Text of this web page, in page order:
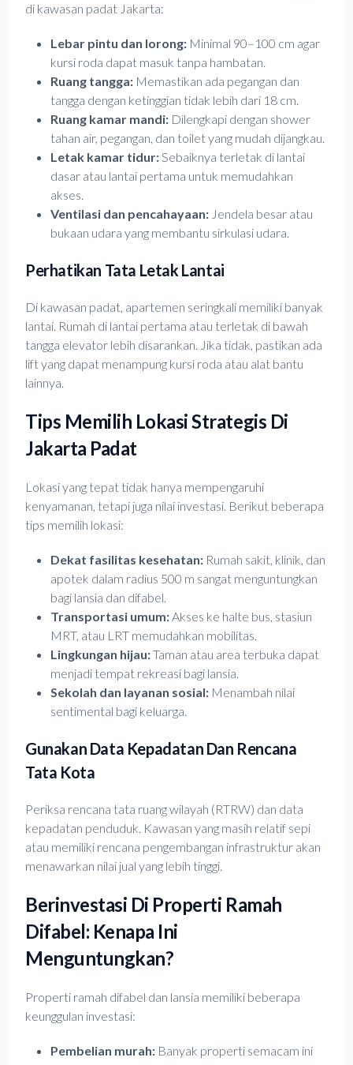
di kawasan padat Jakarta:
Lebar pintu dan lorong: Minimal 90–100 cm agar
kursi roda dapat masuk tanpa hambatan.
Ruang tangga: Memastikan ada pegangan dan
tangga dengan ketinggian tidak lebih dari 18 cm.
Ruang kamar mandi: Dilengkapi dengan shower
tahan air, pegangan, dan toilet yang mudah dijangkau.
Letak kamar tidur:Sebaiknya terletak di lantai
dasar atau lantai pertama untuk memudahkan
akses.
Ventilasi dan pencahayaan: Jendela besar atau
bukaan udara yang membantu sirkulasi udara.
Perhatikan Tata Letak Lantai
Di kawasan padat, apartemen seringkali memiliki banyak
lantai. Rumah di lantai pertama atau terletak di bawah
tangga elevator lebih disarankan. Jika tidak, pastikan ada
lift yang dapat menampung kursi roda atau alat bantu
lainnya.
Tips Memilih Lokasi Strategis Di
Jakarta Padat
Lokasi yang tepat tidak hanya mempengaruhi
kenyamanan, tetapi juga nilai investasi. Berikut beberapa
tips memilih lokasi:
Dekat fasilitas kesehatan: Rumah sakit, klinik, dan
apotek dalam radius 500 m sangat menguntungkan
bagi lansia dan difabel.
Transportasi umum:Akses ke halte bus, stasiun
MRT, atau LRT memudahkan mobilitas.
Lingkungan hijau:Taman atau area terbuka dapat
menjadi tempat rekreasi bagi lansia.
Sekolah dan layanan sosial: Menambah nilai
sentimental bagi keluarga.
Gunakan Data Kepadatan Dan Rencana
Tata Kota
Periksa rencana tata ruang wilayah (RTRW) dan data
kepadatan penduduk. Kawasan yang masih relatif sepi
atau memiliki rencana pengembangan infrastruktur akan
menawarkan nilai jual yang lebih tinggi.
Berinvestasi Di Properti Ramah
Difabel: Kenapa Ini
Menguntungkan?
Properti ramah difabel dan lansia memiliki beberapa
keunggulan investasi:
Pembelian murah: Banyak properti semacam ini